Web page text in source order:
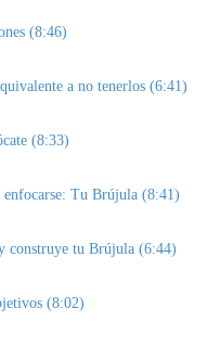
(8:46)
a no tenerlos (6:41)
(8:33)
Tu Brújula (8:41)
construye tu Brújula (6:44)
(8:02)